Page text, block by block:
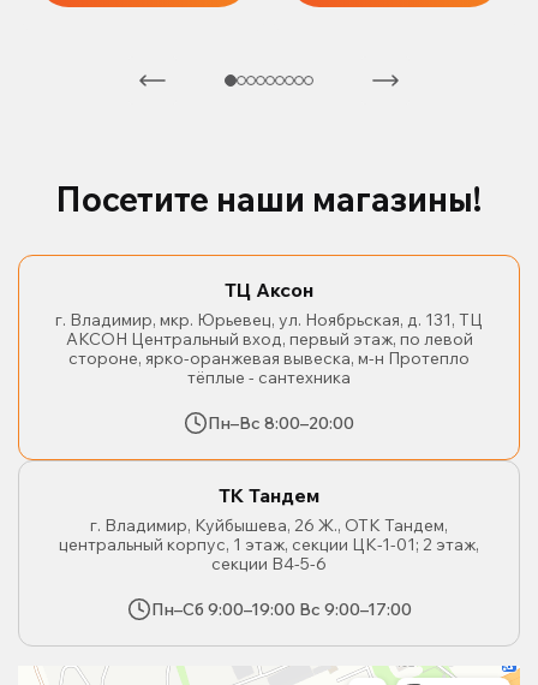
Посетите наши магазины!
ТЦ Аксон
г. Владимир, мкр. Юрьевец, ул. Ноябрьская, д. 131, ТЦ
АКСОН Центральный вход, первый этаж, по левой
стороне, ярко-оранжевая вывеска, м-н Протепло
тёплые - сантехника
Пн–Вс 8:00–20:00
ТК Тандем
г. Владимир, Куйбышева, 26 Ж., ОТК Тандем,
центральный корпус, 1 этаж, секции ЦК-1-01; 2 этаж,
секции В4-5-6
Пн–Сб 9:00–19:00 Вс 9:00–17:00